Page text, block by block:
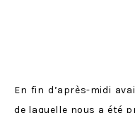
En fin d’après-midi
de laquelle nous a été